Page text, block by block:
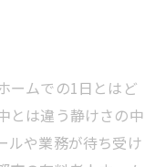
ームでの1日とはど
とは違う静けさの中
ルや業務が待ち受け